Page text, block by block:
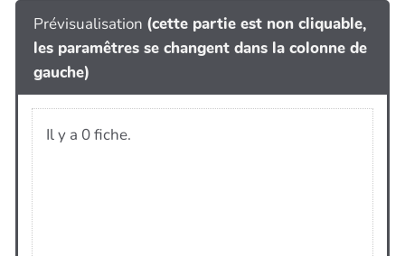
Prévisualisation (cette partie est non cliquable,
les paramêtres se changent dans la colonne de
gauche)